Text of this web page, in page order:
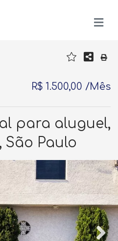
R$ 1.500,00 /Mês
para aluguel,
São Paulo